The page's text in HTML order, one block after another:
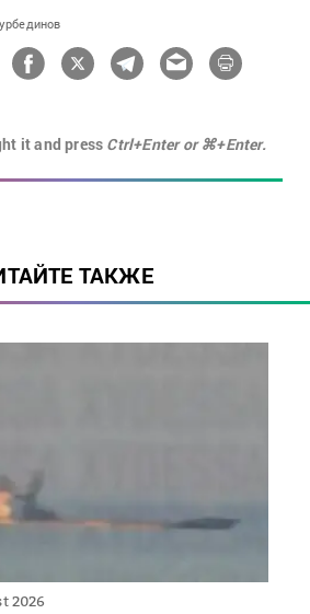
it and press Ctrl+Enter or ⌘+Enter.
ТАКЖЕ
2026